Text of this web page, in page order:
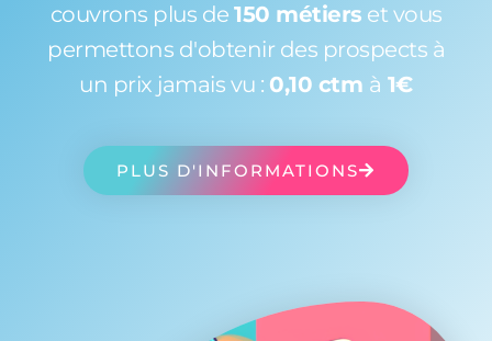
couvrons plus de 150 métiers et vous
permettons d'obtenir des prospects à
un prix jamais vu : 0,10 ctm à 1€
PLUS D'INFORMATIONS